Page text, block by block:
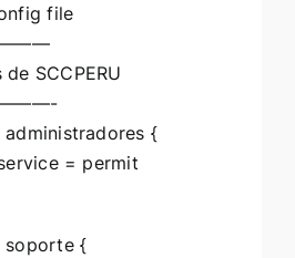
file
SCCPERU
{
= permit
soporte {